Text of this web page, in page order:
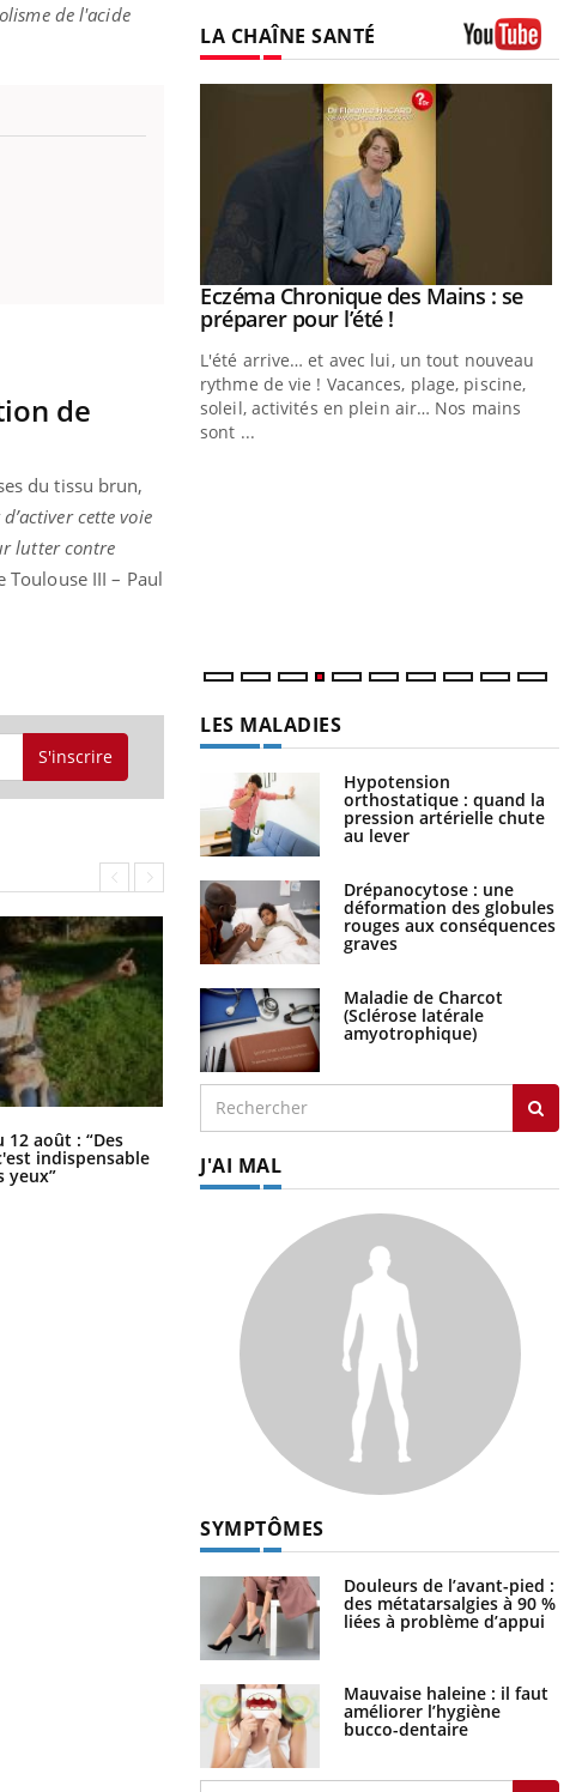
de l'acide
de
du tissu brun,
cette voie
lutter contre
Toulouse III – Paul
S'inscrire
12 août : “Des
indispensable
yeux”
Les troubles du sommeil modifient
LA CHAÎNE SANTÉ
chez les soignants.
Youtube
Eczéma Chronique des Mains : se
préparer pour l’été !Youtube
L'été arrive… et avec lui, un tout nouveau
rythme de vie ! Vacances, plage, piscine,
soleil, activités en plein air… Nos mains
sont ...
LES MALADIES
Hypotension
orthostatique : quand la
pression artérielle chute
au lever
Drépanocytose : une
déformation des globules
rouges aux conséquences
graves
Maladie de Charcot
(Sclérose latérale
amyotrophique)
J'AI MAL
SYMPTÔMES
Douleurs de l’avant-pied :
des métatarsalgies à 90 %
liées à problème d’appui
Mauvaise haleine : il faut
améliorer l’hygiène
bucco-dentaire